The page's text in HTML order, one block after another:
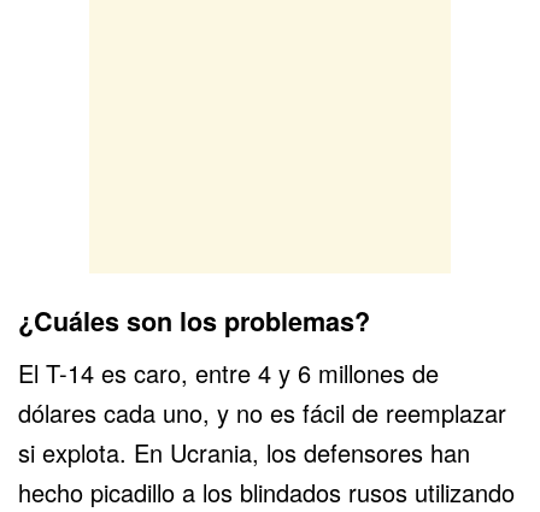
¿Cuáles son los problemas?
El T-14 es caro, entre 4 y 6 millones de
dólares cada uno, y no es fácil de reemplazar
si explota. En Ucrania, los defensores han
hecho picadillo a los blindados rusos utilizando